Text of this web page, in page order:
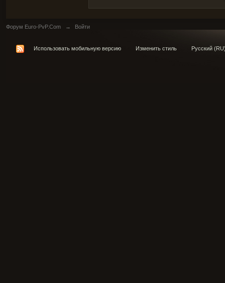
Форум Euro-PvP.Com → Войти
Использовать мобильную версию Изменить стиль Русский